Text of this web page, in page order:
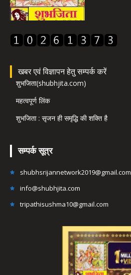
खबर एवं विज्ञापन हेतु सम्पर्क करें
शुभजिता(shubhjita.com)
महत्वपूर्ण लिंक
शुभजिता : सृजन ही समृद्धि की शक्ति है
सम्पर्क सूत्र
shubhsrijannetwork2019@gmail.com
info@shubhjita.com
tripathisushma10@gmail.com